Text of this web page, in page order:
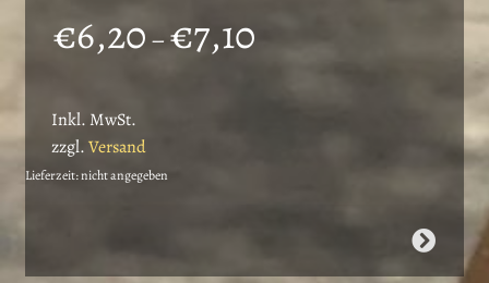
€6,20–€7,10
Inkl. MwSt.
zzgl.Versand
Lieferzeit: nicht angegeben